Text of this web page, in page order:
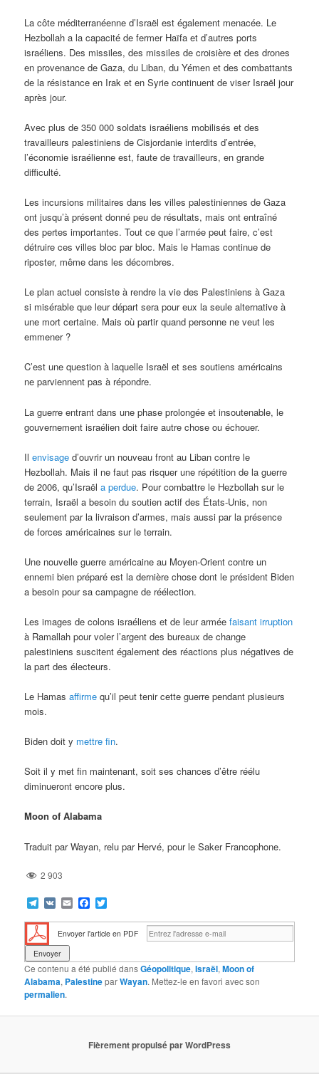
La côte méditerranéenne d’Israël est également menacée. Le
Hezbollah a la capacité de fermer Haïfa et d’autres ports
israéliens. Des missiles, des missiles de croisière et des drones
en provenance de Gaza, du Liban, du Yémen et des combattants
de la résistance en Irak et en Syrie continuent de viser Israël jour
après jour.
Avec plus de 350 000 soldats israéliens mobilisés et des
travailleurs palestiniens de Cisjordanie interdits d’entrée,
l’économie israélienne est, faute de travailleurs, en grande
difficulté.
Les incursions militaires dans les villes palestiniennes de Gaza
ont jusqu’à présent donné peu de résultats, mais ont entraîné
des pertes importantes. Tout ce que l’armée peut faire, c’est
détruire ces villes bloc par bloc. Mais le Hamas continue de
riposter, même dans les décombres.
Le plan actuel consiste à rendre la vie des Palestiniens à Gaza
si misérable que leur départ sera pour eux la seule alternative à
une mort certaine. Mais où partir quand personne ne veut les
emmener ?
C’est une question à laquelle Israël et ses soutiens américains
ne parviennent pas à répondre.
La guerre entrant dans une phase prolongée et insoutenable, le
gouvernement israélien doit faire autre chose ou échouer.
Ilenvisage d’ouvrir un nouveau front au Liban contre le
Hezbollah. Mais il ne faut pas risquer une répétition de la guerre
de 2006, qu’Israëla perdue. Pour combattre le Hezbollah sur le
terrain, Israël a besoin du soutien actif des États-Unis, non
seulement par la livraison d’armes, mais aussi par la présence
de forces américaines sur le terrain.
Une nouvelle guerre américaine au Moyen-Orient contre un
ennemi bien préparé est la dernière chose dont le président Biden
a besoin pour sa campagne de réélection.
Les images de colons israéliens et de leur arméefaisant irruption
à Ramallah pour voler l’argent des bureaux de change
palestiniens suscitent également des réactions plus négatives de
la part des électeurs.
Le Hamasaffirme qu’il peut tenir cette guerre pendant plusieurs
mois.
Biden doit y mettre fin.
Soit il y met fin maintenant, soit ses chances d’être réélu
diminueront encore plus.
Moon of Alabama
Traduit par Wayan, relu par Hervé, pour le Saker Francophone.
2 903
Telegram
VK EmailFacebook
Envoyer l'article en PDF
Ce contenu a été publié dansGéopolitique,Israël,Moon of
Alabama, PalestineparWayan. Mettez-le en favori avec son
permalien.
Fièrement propulsé par WordPress